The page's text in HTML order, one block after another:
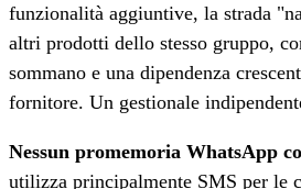
funzionalità aggiuntive, la strada
altri prodotti dello stesso gruppo,
sommano e una dipendenza
fornitore. Un gestionale
Nessun promemoria WhatsApp
utilizza principalmente SMS per le